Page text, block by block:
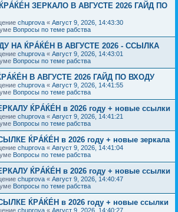
ЗЕРКАЛО В АВГУСТЕ 2026 ГАЙД ПО
chuprova « Август 9, 2026, 14:43:30
Вопросы по теме рабства
НА ЌРÁЌÉH В АВГУСТЕ 2026 - ССЫЛКА
chuprova « Август 9, 2026, 14:43:01
Вопросы по теме рабства
В АВГУСТЕ 2026 ГАЙД ПО ВХОДУ
chuprova « Август 9, 2026, 14:41:55
Вопросы по теме рабства
ЌРÁЌÉH в 2026 году + новые ссылки
chuprova « Август 9, 2026, 14:41:21
Вопросы по теме рабства
ЌРÁЌÉH в 2026 году + новые зеркала
chuprova « Август 9, 2026, 14:41:04
Вопросы по теме рабства
ЌРÁЌÉH в 2026 году + новые ссылки
chuprova « Август 9, 2026, 14:40:47
Вопросы по теме рабства
ЌРÁЌÉH в 2026 году + новые ссылки
chuprova « Август 9, 2026, 14:40:27